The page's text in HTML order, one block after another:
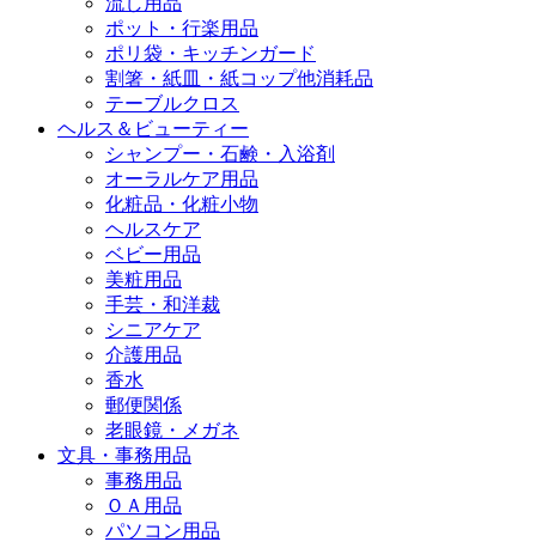
ポット・行楽用品
ポリ袋・キッチンガード
割箸・紙皿・紙コップ他消耗品
テーブルクロス
ヘルス＆ビューティー
シャンプー・石鹸・入浴剤
オーラルケア用品
化粧品・化粧小物
ヘルスケア
ベビー用品
美粧用品
手芸・和洋裁
シニアケア
介護用品
香水
郵便関係
老眼鏡・メガネ
文具・事務用品
事務用品
ＯＡ用品
パソコン用品